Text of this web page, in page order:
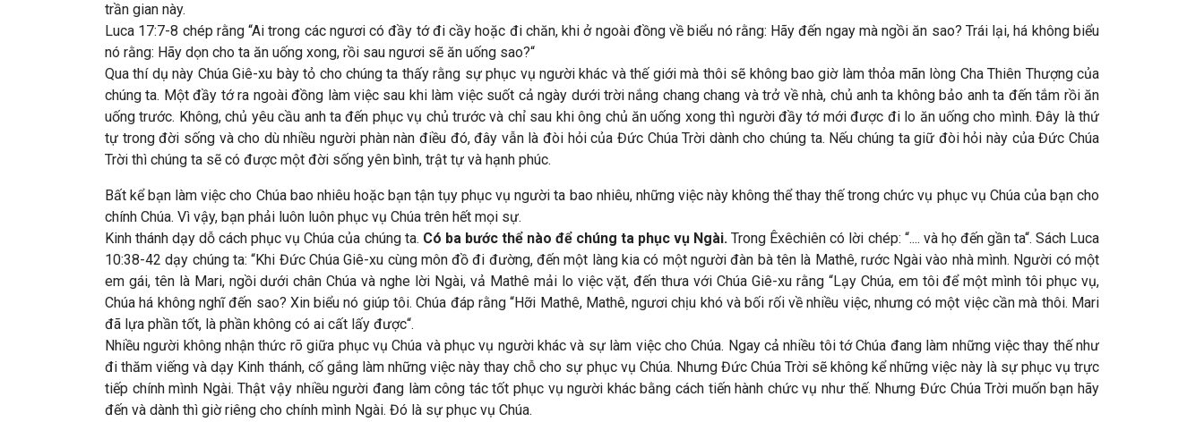
trần gian này.
Luca 17:7-8 chép rằng “Ai trong các ngươi có đầy tớ đi cầy hoặc đi chăn, khi ở ngoài đồng về biểu nó rằng: Hãy đến ngay mà ngồi ăn sao? Trái lại, há không biểu
nó rằng: Hãy dọn cho ta ăn uống xong, rồi sau ngươi sẽ ăn uống sao?“
Qua thí dụ này Chúa Giê-xu bày tỏ cho chúng ta thấy rằng sự phục vụ người khác và thế giới mà thôi sẽ không bao giờ làm thỏa mãn lòng Cha Thiên Thượng của
chúng ta. Một đầy tớ ra ngoài đồng làm việc sau khi làm việc suốt cả ngày dưới trời nắng chang chang và trở về nhà, chủ anh ta không bảo anh ta đến tắm rồi ăn
uống trước. Không, chủ yêu cầu anh ta đến phục vụ chủ trước và chỉ sau khi ông chủ ăn uống xong thì người đầy tớ mới được đi lo ăn uống cho mình. Đây là thứ
tự trong đời sống và cho dù nhiều người phàn nàn điều đó, đây vẫn là đòi hỏi của Đức Chúa Trời dành cho chúng ta. Nếu chúng ta giữ đòi hỏi này của Đức Chúa
Trời thì chúng ta sẽ có được một đời sống yên bình, trật tự và hạnh phúc.
Bất kể bạn làm việc cho Chúa bao nhiêu hoặc bạn tận tụy phục vụ người ta bao nhiêu, những việc này không thể thay thế trong chức vụ phục vụ Chúa của bạn cho
chính Chúa. Vì vậy, bạn phải luôn luôn phục vụ Chúa trên hết mọi sự.
Kinh thánh dạy dỗ cách phục vụ Chúa của chúng ta. Có ba bước thể nào để chúng ta phục vụ Ngài. Trong Êxêchiên có lời chép: “.... và họ đến gần ta“. Sách Luca
10:38-42 dạy chúng ta:“Khi Đức Chúa Giê-xu cùng môn đồ đi đường, đến một làng kia có một người đàn bà tên là Mathê, rước Ngài vào nhà mình. Người có một
em gái, tên là Mari, ngồi dưới chân Chúa và nghe lời Ngài, vả Mathê mải lo việc vặt, đến thưa với Chúa Giê-xu rằng “Lạy Chúa, em tôi để một mình tôi phục vụ,
Chúa há không nghĩ đến sao? Xin biểu nó giúp tôi. Chúa đáp rằng “Hỡi Mathê, Mathê, ngươi chịu khó và bối rối về nhiều việc, nhưng có một việc cần mà thôi. Mari
đã lựa phần tốt, là phần không có ai cất lấy được“.
Nhiều người không nhận thức rõ giữa phục vụ Chúa và phục vụ người khác và sự làm việc cho Chúa. Ngay cả nhiều tôi tớ Chúa đang làm những việc thay thế như
đi thăm viếng và dạy Kinh thánh, cố gắng làm những việc này thay chỗ cho sự phục vụ Chúa. Nhưng Đức Chúa Trời sẽ không kể những việc này là sự phục vụ trực
tiếp chính mình Ngài. Thật vậy nhiều người đang làm công tác tốt phục vụ người khác bằng cách tiến hành chức vụ như thế. Nhưng Đức Chúa Trời muốn bạn hãy
đến và dành thì giờ riêng cho chính mình Ngài. Đó là sự phục vụ Chúa.